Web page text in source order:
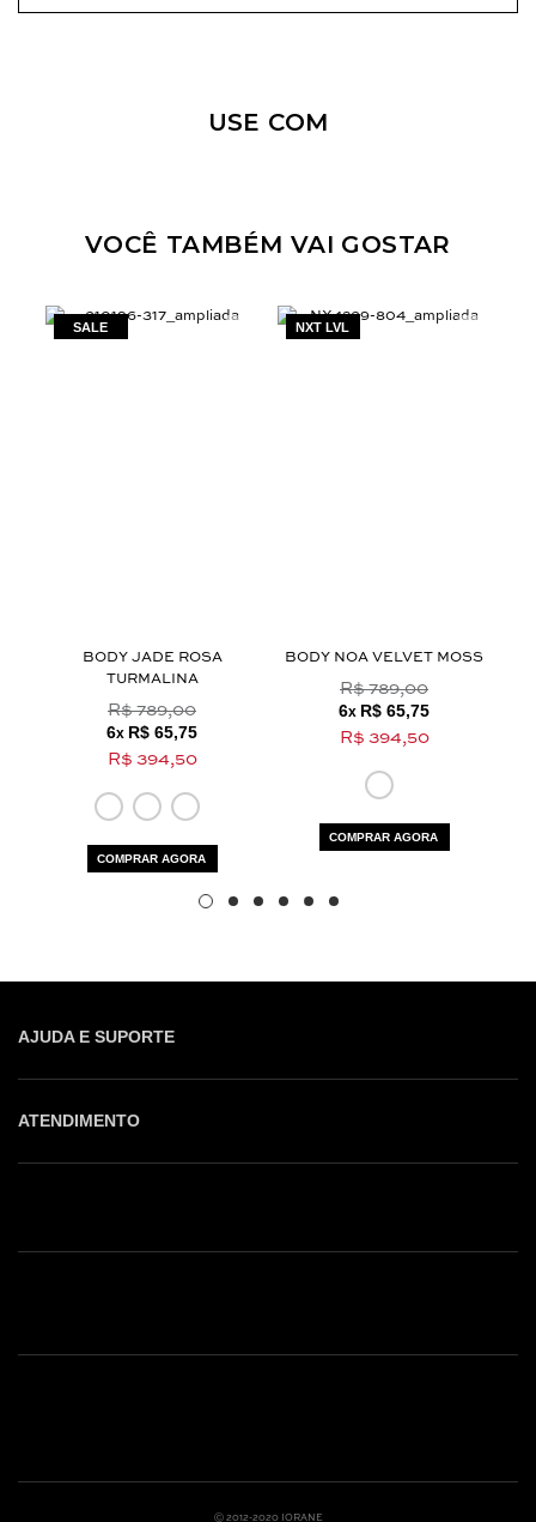
Selecione o tamanho que você deseja:
USE COM
VOCÊ TAMBÉM VAI GOSTAR
BODY JADE ROSA
TURMALINA
R$ 789,00
6x R$ 65,75
R$ 394,50
COMPRAR AGORA
NXT LVL
BODY NOA VELVET MOSS
R$ 789,00
6x R$ 65,75
R$ 394,50
COMPRAR AGORA
AJUDA E SUPORTE
ATENDIMENTO
Nossas Lojas
Ⓒ 2012-2020 IORANE